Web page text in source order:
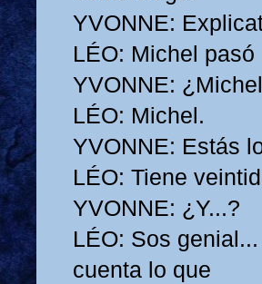
YVONNE:
LÉO: Michel
YVONNE:
LÉO: Michel.
YVONNE: Estás
LÉO: Tiene
YVONNE: ¿Y...?
LÉO: Sos
cuenta lo que